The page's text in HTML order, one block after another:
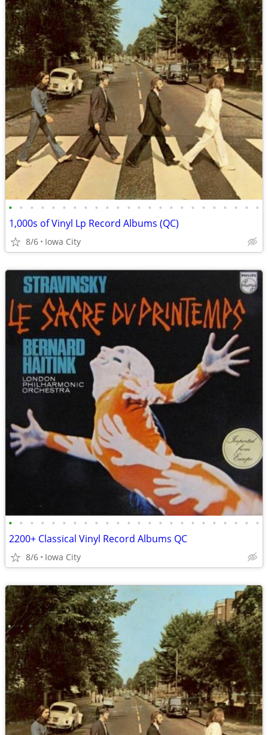
• • • • • • • • • • • • • • • • • • • • • • • •
1,000s of Vinyl Lp Record Albums (QC)
8/6 Iowa City
• • • • • • • • • • • • • • • • • • • • • • • •
2200+ Classical Vinyl Record Albums QC
8/6 Iowa City